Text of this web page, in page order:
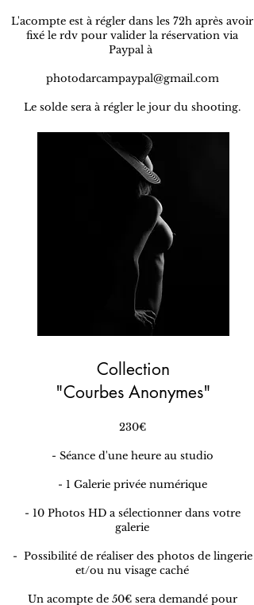
L'acompte est à régler dans les 72h après avoir
fixé le rdv pour valider la réservation via
Paypal à
photodarcampaypal@gmail.com
Le solde sera à régler le jour du shooting.
Collection
"Courbes Anonymes"
230€
- Séance d'une heure au studio
- 1 Galerie privée numérique
- 10 Photos HD a sélectionner dans votre
galerie​
- Possibilité de réaliser des photos de lingerie
et/ou nu visage caché
Un acompte de 50€ sera demandé pour